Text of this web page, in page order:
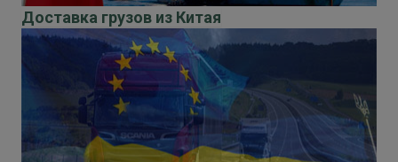
Доставка грузов из Китая